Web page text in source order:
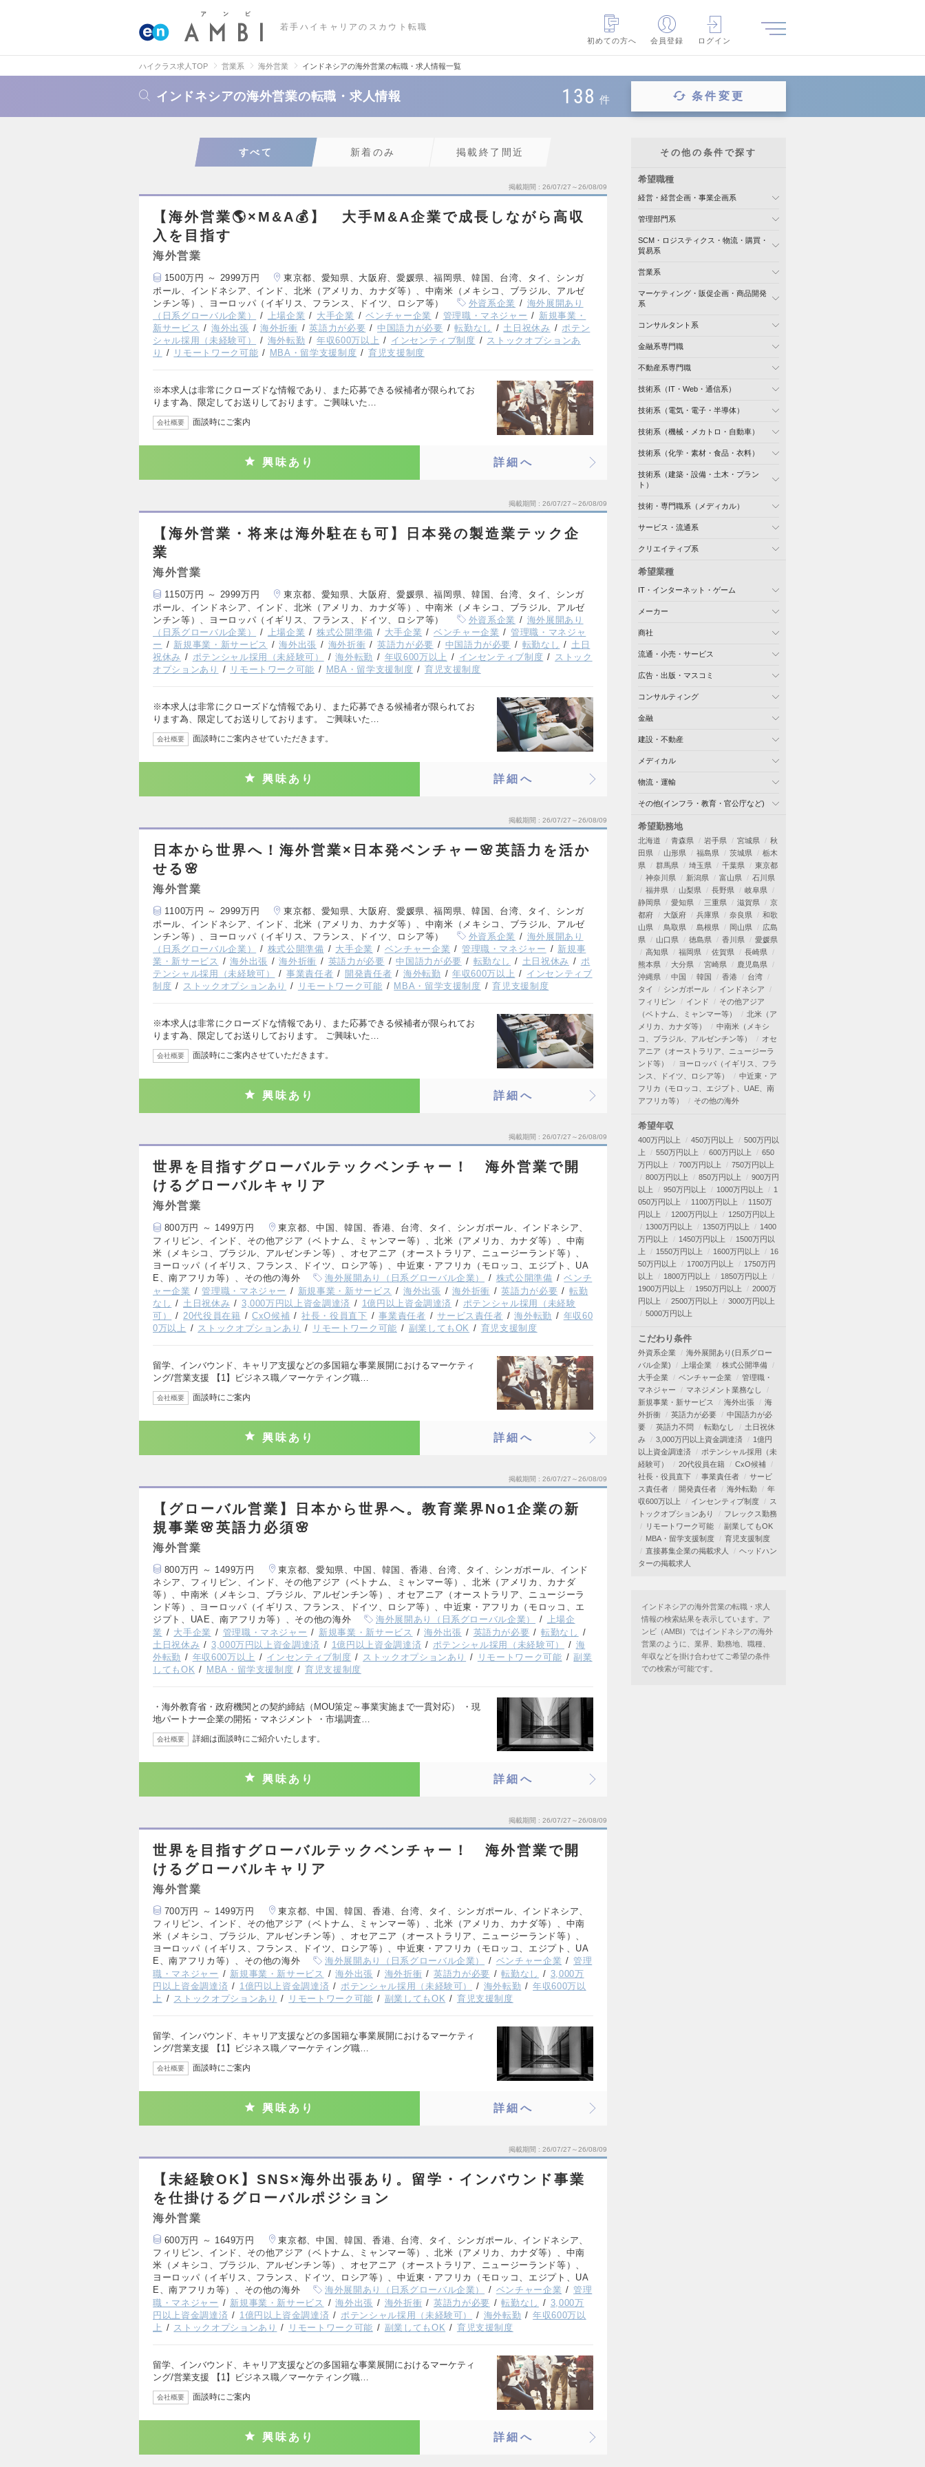
若手ハイキャリアのスカウト転職
初めての方へ
会員登録 ログイン
ハイクラス求人TOP 営業系 海外営業 インドネシアの海外営業の転職・求人情報一覧
インドネシアの海外営業の転職・求人情報 138 件 条件変更
すべて 新着のみ 掲載終了間近
掲載期間 26/07/27～26/08/09
【海外営業🌎×M&A💰】 大手M&A企業で成長しながら高収
入を目指す
海外営業
1500万円 ～ 2999万円
東京都、愛知県、大阪府、愛媛県、福岡県、韓国、台湾、タイ、シンガ
ポール、インドネシア、インド、北米（アメリカ、カナダ等）、中南米（メキシコ、ブラジル、アルゼ
ンチン等）、ヨーロッパ（イギリス、フランス、ドイツ、ロシア等）
外資系企業
海外展開あり
（日系グローバル企業）
上場企業 大手企業 ベンチャー企業 管理職・マネジャー
新規事業・
新サービス
海外出張 海外折衝 英語力が必要 中国語力が必要 転勤なし 土日祝休み
ポテン
シャル採用（未経験可）
海外転勤 年収600万以上 インセンティブ制度
ストックオプションあ
り
リモートワーク可能 MBA・留学支援制度 育児支援制度
※本求人は非常にクローズドな情報であり、また応募できる候補者が限られてお
ります為、限定してお送りしております。ご興味いた…
会社概要 面談時にご案内
興味あり 詳細へ
掲載期間 26/07/27～26/08/09
【海外営業・将来は海外駐在も可】日本発の製造業テック企
業
海外営業
1150万円 ～ 2999万円
東京都、愛知県、大阪府、愛媛県、福岡県、韓国、台湾、タイ、シンガ
ポール、インドネシア、インド、北米（アメリカ、カナダ等）、中南米（メキシコ、ブラジル、アルゼ
ンチン等）、ヨーロッパ（イギリス、フランス、ドイツ、ロシア等）
外資系企業
海外展開あり
（日系グローバル企業）
上場企業 株式公開準備 大手企業 ベンチャー企業
管理職・マネジャ
ー
新規事業・新サービス 海外出張 海外折衝 英語力が必要 中国語力が必要 転勤なし
土日
祝休み
ポテンシャル採用（未経験可） 海外転勤 年収600万以上 インセンティブ制度
ストック
オプションあり
リモートワーク可能 MBA・留学支援制度 育児支援制度
※本求人は非常にクローズドな情報であり、また応募できる候補者が限られてお
ります為、限定してお送りしております。 ご興味いた…
会社概要 面談時にご案内させていただきます。
興味あり 詳細へ
掲載期間 26/07/27～26/08/09
日本から世界へ！海外営業×日本発ベンチャー🌸英語力を活か
せる🌸
海外営業
1100万円 ～ 2999万円
東京都、愛知県、大阪府、愛媛県、福岡県、韓国、台湾、タイ、シンガ
ポール、インドネシア、インド、北米（アメリカ、カナダ等）、中南米（メキシコ、ブラジル、アルゼ
ンチン等）、ヨーロッパ（イギリス、フランス、ドイツ、ロシア等）
外資系企業
海外展開あり
（日系グローバル企業）
株式公開準備 大手企業 ベンチャー企業 管理職・マネジャー
新規事
業・新サービス
海外出張 海外折衝 英語力が必要 中国語力が必要 転勤なし 土日祝休み
ポ
テンシャル採用（未経験可）
事業責任者 開発責任者 海外転勤 年収600万以上
インセンティブ
制度
ストックオプションあり リモートワーク可能 MBA・留学支援制度 育児支援制度
※本求人は非常にクローズドな情報であり、また応募できる候補者が限られてお
ります為、限定してお送りしております。 ご興味いた…
会社概要 面談時にご案内させていただきます。
興味あり 詳細へ
掲載期間 26/07/27～26/08/09
世界を目指すグローバルテックベンチャー！ 海外営業で開
けるグローバルキャリア
海外営業
800万円 ～ 1499万円
東京都、中国、韓国、香港、台湾、タイ、シンガポール、インドネシア、
フィリピン、インド、その他アジア（ベトナム、ミャンマー等）、北米（アメリカ、カナダ等）、中南
米（メキシコ、ブラジル、アルゼンチン等）、オセアニア（オーストラリア、ニュージーランド等）、
ヨーロッパ（イギリス、フランス、ドイツ、ロシア等）、中近東・アフリカ（モロッコ、エジプト、UA
E、南アフリカ等）、その他の海外
海外展開あり（日系グローバル企業） 株式公開準備
ベンチ
ャー企業
管理職・マネジャー 新規事業・新サービス 海外出張 海外折衝 英語力が必要
転勤
なし
土日祝休み 3,000万円以上資金調達済 1億円以上資金調達済
ポテンシャル採用（未経験
可）
20代役員在籍 CxO候補 社長・役員直下 事業責任者 サービス責任者 海外転勤
年収60
0万以上
ストックオプションあり リモートワーク可能 副業してもOK 育児支援制度
留学、インバウンド、キャリア支援などの多国籍な事業展開におけるマーケティ
ング/営業支援 【1】ビジネス職／マーケティング職…
会社概要 面談時にご案内
興味あり 詳細へ
掲載期間 26/07/27～26/08/09
【グローバル営業】日本から世界へ。教育業界No1企業の新
規事業🌸英語力必須🌸
海外営業
800万円 ～ 1499万円
東京都、愛知県、中国、韓国、香港、台湾、タイ、シンガポール、インド
ネシア、フィリピン、インド、その他アジア（ベトナム、ミャンマー等）、北米（アメリカ、カナダ
等）、中南米（メキシコ、ブラジル、アルゼンチン等）、オセアニア（オーストラリア、ニュージーラ
ンド等）、ヨーロッパ（イギリス、フランス、ドイツ、ロシア等）、中近東・アフリカ（モロッコ、エ
ジプト、UAE、南アフリカ等）、その他の海外
海外展開あり（日系グローバル企業）
上場企
業
大手企業 管理職・マネジャー 新規事業・新サービス 海外出張 英語力が必要
転勤なし
土日祝休み
3,000万円以上資金調達済 1億円以上資金調達済 ポテンシャル採用（未経験可）
海
外転勤
年収600万以上 インセンティブ制度 ストックオプションあり リモートワーク可能
副業
してもOK
MBA・留学支援制度 育児支援制度
・海外教育省・政府機関との契約締結（MOU策定～事業実施まで一貫対応） ・現
地パートナー企業の開拓・マネジメント ・市場調査…
会社概要 詳細は面談時にご紹介いたします。
興味あり 詳細へ
掲載期間 26/07/27～26/08/09
世界を目指すグローバルテックベンチャー！ 海外営業で開
けるグローバルキャリア
海外営業
700万円 ～ 1499万円
東京都、中国、韓国、香港、台湾、タイ、シンガポール、インドネシア、
フィリピン、インド、その他アジア（ベトナム、ミャンマー等）、北米（アメリカ、カナダ等）、中南
米（メキシコ、ブラジル、アルゼンチン等）、オセアニア（オーストラリア、ニュージーランド等）、
ヨーロッパ（イギリス、フランス、ドイツ、ロシア等）、中近東・アフリカ（モロッコ、エジプト、UA
E、南アフリカ等）、その他の海外
海外展開あり（日系グローバル企業） ベンチャー企業
管理
職・マネジャー
新規事業・新サービス 海外出張 海外折衝 英語力が必要 転勤なし
3,000万
円以上資金調達済
1億円以上資金調達済 ポテンシャル採用（未経験可） 海外転勤
年収600万以
上
ストックオプションあり リモートワーク可能 副業してもOK 育児支援制度
留学、インバウンド、キャリア支援などの多国籍な事業展開におけるマーケティ
ング/営業支援 【1】ビジネス職／マーケティング職…
会社概要 面談時にご案内
興味あり 詳細へ
掲載期間 26/07/27～26/08/09
【未経験OK】SNS×海外出張あり。留学・インバウンド事業
を仕掛けるグローバルポジション
海外営業
600万円 ～ 1649万円
東京都、中国、韓国、香港、台湾、タイ、シンガポール、インドネシア、
フィリピン、インド、その他アジア（ベトナム、ミャンマー等）、北米（アメリカ、カナダ等）、中南
米（メキシコ、ブラジル、アルゼンチン等）、オセアニア（オーストラリア、ニュージーランド等）、
ヨーロッパ（イギリス、フランス、ドイツ、ロシア等）、中近東・アフリカ（モロッコ、エジプト、UA
E、南アフリカ等）、その他の海外
海外展開あり（日系グローバル企業） ベンチャー企業
管理
職・マネジャー
新規事業・新サービス 海外出張 海外折衝 英語力が必要 転勤なし
3,000万
円以上資金調達済
1億円以上資金調達済 ポテンシャル採用（未経験可） 海外転勤
年収600万以
上
ストックオプションあり リモートワーク可能 副業してもOK 育児支援制度
留学、インバウンド、キャリア支援などの多国籍な事業展開におけるマーケティ
ング/営業支援 【1】ビジネス職／マーケティング職…
会社概要 面談時にご案内
興味あり 詳細へ
その他の条件で探す
希望職種
経営・経営企画・事業企画系
管理部門系
SCM・ロジスティクス・物流・購買・
貿易系
営業系
マーケティング・販促企画・商品開発
系
コンサルタント系
金融系専門職
不動産系専門職
技術系（IT・Web・通信系）
技術系（電気・電子・半導体）
技術系（機械・メカトロ・自動車）
技術系（化学・素材・食品・衣料）
技術系（建築・設備・土木・プラン
ト）
技術・専門職系（メディカル）
サービス・流通系
クリエイティブ系
希望業種
IT・インターネット・ゲーム
メーカー
商社
流通・小売・サービス
広告・出版・マスコミ
コンサルティング
金融
建設・不動産
メディカル
物流・運輸
その他(インフラ・教育・官公庁など)
希望勤務地
北海道 青森県 岩手県 宮城県
秋
田県
山形県 福島県 茨城県
栃木
県
群馬県 埼玉県 千葉県
東京都
神奈川県
新潟県 富山県
石川県
福井県
山梨県 長野県
岐阜県
静岡県
愛知県 三重県 滋賀県
京
都府
大阪府 兵庫県 奈良県
和歌
山県
鳥取県 島根県 岡山県
広島
県
山口県 徳島県 香川県
愛媛県
高知県
福岡県 佐賀県
長崎県
熊本県
大分県 宮崎県
鹿児島県
沖縄県
中国 韓国 香港
台湾
タイ
シンガポール
インドネシア
フィリピン
インド
その他アジア
（ベトナム、ミャンマー等）
北米（ア
メリカ、カナダ等）
中南米（メキシ
コ、ブラジル、アルゼンチン等）
オセ
アニア（オーストラリア、ニュージーラ
ンド等）
ヨーロッパ（イギリス、フラ
ンス、ドイツ、ロシア等）
中近東・ア
フリカ（モロッコ、エジプト、UAE、南
アフリカ等）
その他の海外
希望年収
400万円以上 450万円以上
500万円以
上
550万円以上 600万円以上
650
万円以上
700万円以上
750万円以上
800万円以上
850万円以上
900万円
以上
950万円以上 1000万円以上
1
050万円以上
1100万円以上
1150万
円以上
1200万円以上
1250万円以上
1300万円以上
1350万円以上
1400
万円以上
1450万円以上
1500万円以
上
1550万円以上 1600万円以上
16
50万円以上
1700万円以上
1750万円
以上
1800万円以上
1850万円以上
1900万円以上
1950万円以上
2000万
円以上
2500万円以上
3000万円以上
5000万円以上
こだわり条件
外資系企業
海外展開あり(日系グロー
バル企業)
上場企業
株式公開準備
大手企業
ベンチャー企業
管理職・
マネジャー
マネジメント業務なし
新規事業・新サービス
海外出張
海
外折衝
英語力が必要
中国語力が必
要
英語力不問 転勤なし
土日祝休
み
3,000万円以上資金調達済
1億円
以上資金調達済
ポテンシャル採用（未
経験可）
20代役員在籍
CxO候補
社長・役員直下
事業責任者
サービ
ス責任者
開発責任者 海外転勤
年
収600万以上
インセンティブ制度
ス
トックオプションあり
フレックス勤務
リモートワーク可能
副業してもOK
MBA・留学支援制度
育児支援制度
直接募集企業の掲載求人
ヘッドハン
ターの掲載求人
インドネシアの海外営業の転職・求人
情報の検索結果を表示しています。ア
ンビ（AMBI）ではインドネシアの海外
営業のように、業界、勤務地、職種、
年収などを掛け合わせてご希望の条件
での検索が可能です。